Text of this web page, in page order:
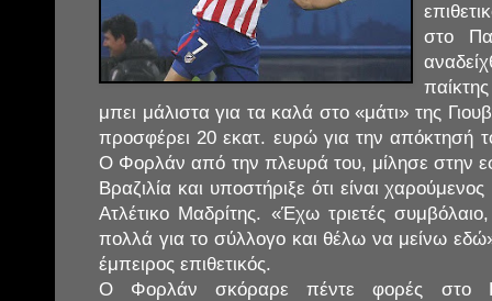
στο
μπει μάλιστα για τα καλά στο «μάτι» της
προσφέρει 20 εκατ. ευρώ για την απόκτησή
Ο Φορλάν από την πλευρά του, μίλησε στην
Βραζιλία και υποστήριξε ότι είναι
Ατλέτικο Μαδρίτης. «Έχω τριετές
πολλά για το σύλλογο και θέλω να μείνω
έμπειρος επιθετικός.
Ο Φορλάν σκόραρε πέντε φορές στο